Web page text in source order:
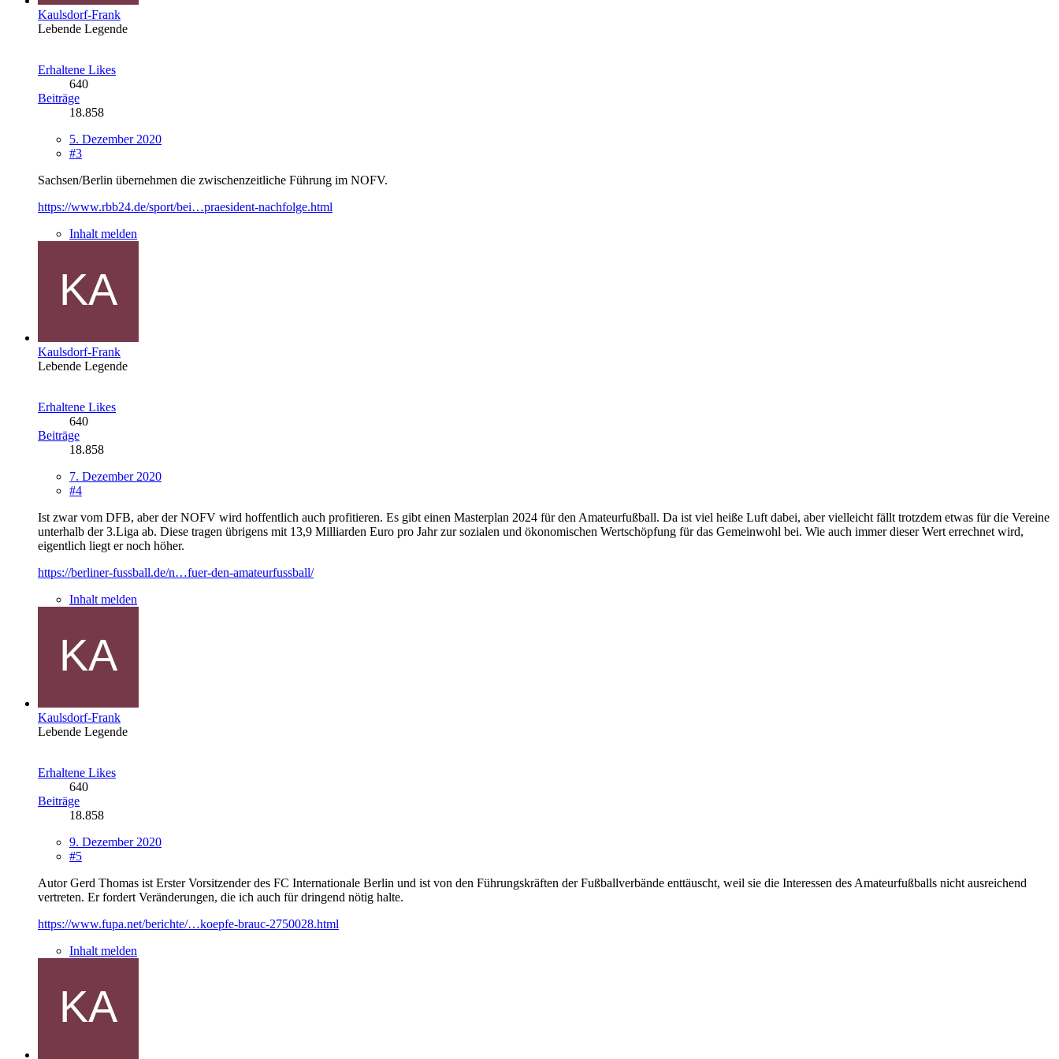
Kaulsdorf-Frank
Lebende Legende
Erhaltene Likes
640
Beiträge
18.858
5. Dezember 2020
#3
Sachsen/Berlin übernehmen die zwischenzeitliche Führung im NOFV.
https://www.rbb24.de/sport/bei…praesident-nachfolge.html
Inhalt melden
Kaulsdorf-Frank
Lebende Legende
Erhaltene Likes
640
Beiträge
18.858
7. Dezember 2020
#4
Ist zwar vom DFB, aber der NOFV wird hoffentlich auch profitieren. Es gibt einen Masterplan 2024 für den Amateurfußball. Da ist viel heiße Luft dabei, aber vielleicht fällt trotzdem etwas für die Vereine
unterhalb der 3.Liga ab. Diese tragen übrigens mit 13,9 Milliarden Euro pro Jahr zur sozialen und ökonomischen Wertschöpfung für das Gemeinwohl bei. Wie auch immer dieser Wert errechnet wird,
eigentlich liegt er noch höher.
https://berliner-fussball.de/n…fuer-den-amateurfussball/
Inhalt melden
Kaulsdorf-Frank
Lebende Legende
Erhaltene Likes
640
Beiträge
18.858
9. Dezember 2020
#5
Autor Gerd Thomas ist Erster Vorsitzender des FC Internationale Berlin und ist von den Führungskräften der Fußballverbände enttäuscht, weil sie die Interessen des Amateurfußballs nicht ausreichend
vertreten. Er fordert Veränderungen, die ich auch für dringend nötig halte.
https://www.fupa.net/berichte/…koepfe-brauc-2750028.html
Inhalt melden